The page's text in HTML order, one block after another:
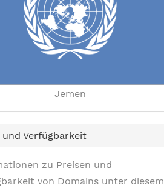
Jemen
und Verfügbarkeit
zu Preisen und
von Domains unter diesem